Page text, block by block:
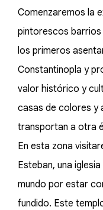
Comenzaremos la
pintorescos barrios
los primeros
Constantinopla y
valor histórico y
casas de colores y
transportan a otra
En esta zona
Esteban, una
mundo por estar
fundido. Este